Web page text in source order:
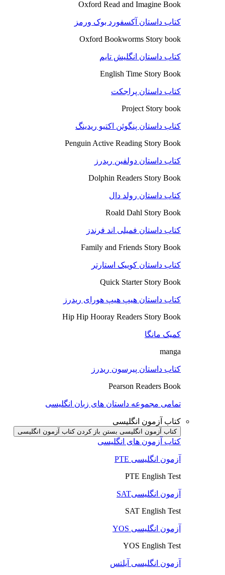
Oxford Read and Imagine Book
کتاب داستان آکسفورد بوک ورمز
Oxford Bookworms Story book
کتاب داستان انگلیش تایم
English Time Story Book
کتاب داستان پراجکت
Project Story book
کتاب داستان پنگوئن اکتیو ریدینگ
Penguin Active Reading Story Book
کتاب داستان دولفین ریدرز
Dolphin Readers Story Book
کتاب داستان رولد دال
Roald Dahl Story Book
کتاب داستان فمیلی اند فرندز
Family and Friends Story Book
کتاب داستان کوییک استارتر
Quick Starter Story Book
کتاب داستان هیپ هیپ هورای ریدرز
Hip Hip Hooray Readers Story Book
کمیک مانگا
manga
کتاب داستان پیرسون ریدرز
Pearson Readers Book
تمامی مجموعه داستان های زبان انگلیسی
کتاب آزمون انگلیسی
کتاب آزمون انگلیسی بستن باز کردن کتاب آزمون انگلیسی
کتاب آزمون های انگلیسی
آزمون انگلیسی PTE
PTE English Test
آزمون انگلیسیSAT
SAT English Test
آزمون انگلیسی YOS
YOS English Test
آزمون انگلیسی آیلتس